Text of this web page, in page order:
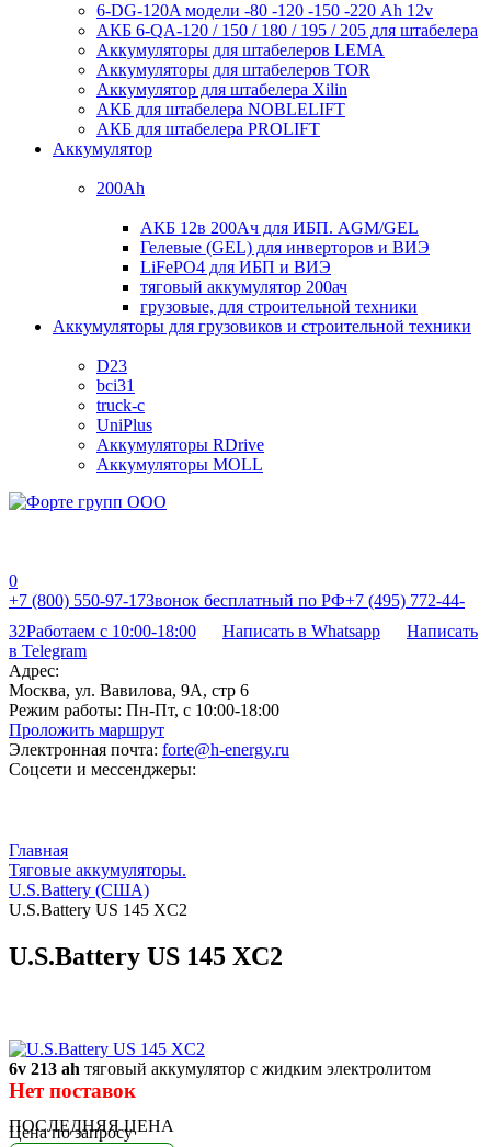
6-DG-120A модели -80 -120 -150 -220 Ah 12v
АКБ 6-QA-120 / 150 / 180 / 195 / 205 для штабелера
Аккумуляторы для штабелеров LEMA
Аккумуляторы для штабелеров TOR
Аккумулятор для штабелера Xilin
АКБ для штабелера NOBLELIFT
АКБ для штабелера PROLIFT
Аккумулятор
200Ah
АКБ 12в 200Ач для ИБП. AGM/GEL
Гелевые (GEL) для инверторов и ВИЭ
LiFePO4 для ИБП и ВИЭ
тяговый аккумулятор 200ач
грузовые, для строительной техники
Аккумуляторы для грузовиков и строительной техники
D23
bci31
truck-c
UniPlus
Аккумуляторы RDrive
Аккумуляторы MOLL
0
+7 (800) 550-97-17Звонок бесплатный по РФ+7 (495) 772-44-
32Работаем с 10:00-18:00 Написать в Whatsapp
Написать
в Telegram
Адрес:
Москва, ул. Вавилова, 9А, стр 6
Режим работы: Пн-Пт, с 10:00-18:00
Проложить маршрут
Электронная почта: forte@h-energy.ru
Соцсети и мессенджеры:
Главная
Тяговые аккумуляторы.
U.S.Battery (США)
U.S.Battery US 145 XC2
U.S.Battery US 145 XC2
6v 213 ah тяговый аккумулятор с жидким электролитом
Нет поставок
ПОСЛЕДНЯЯ ЦЕНА
Цена по запросу